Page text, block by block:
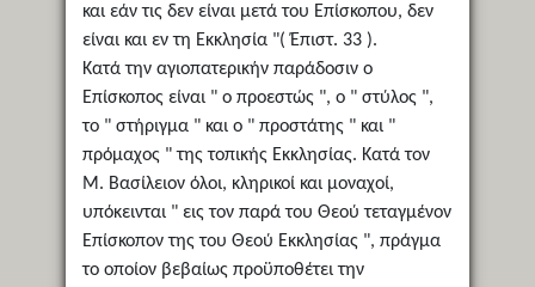
και εάν τις δεν είναι μετά του Επίσκοπου, δεν
είναι και εν τη Εκκλησία "( Έπιστ. 33 ).
Κατά την αγιοπατερικήν παράδοσιν ο
Επίσκοπος είναι " ο προεστώς ", ο " στύλος ",
το " στήριγμα " και ο " προστάτης " και "
πρόμαχος " της τοπικής Εκκλησίας. Κατά τον
Μ. Βασίλειον όλοι, κληρικοί και μοναχοί,
υπόκεινται " εις τον παρά του Θεού τεταγμένον
Επίσκοπον της του Θεού Εκκλησίας ", πράγμα
το οποίον βεβαίως προϋποθέτει την